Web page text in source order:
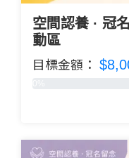
空間認養 · 冠
動區
目標金額：